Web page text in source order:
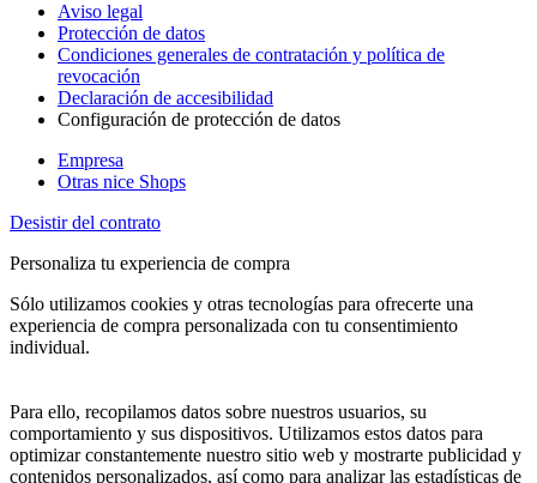
Aviso legal
Protección de datos
Condiciones generales de contratación y política de
revocación
Declaración de accesibilidad
Configuración de protección de datos
Empresa
Otras nice Shops
Desistir del contrato
Personaliza tu experiencia de compra
Sólo utilizamos cookies y otras tecnologías para ofrecerte una
experiencia de compra personalizada con tu consentimiento
individual.
Para ello, recopilamos datos sobre nuestros usuarios, su
comportamiento y sus dispositivos. Utilizamos estos datos para
optimizar constantemente nuestro sitio web y mostrarte publicidad y
contenidos personalizados, así como para analizar las estadísticas de